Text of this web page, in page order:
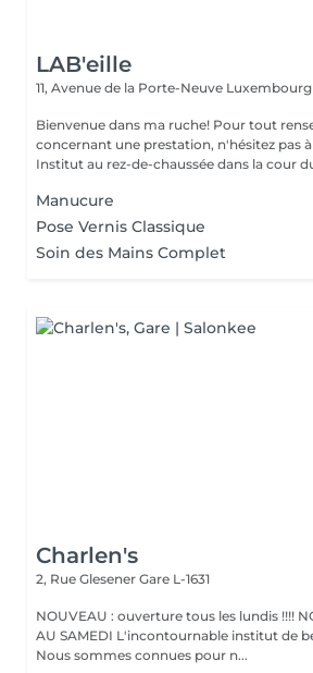
LAB'eille
11, Avenue de la Porte-Neuve Luxembourg
Bienvenue dans ma ruche! Pour tout
concernant une prestation, n'hésitez pas
Institut au rez-de-chaussée dans la cour
Manucure
Pose Vernis Classique
Soin des Mains Complet
Charlen's
2, Rue Glesener Gare L-1631
NOUVEAU : ouverture tous les lundis !!!!
AU SAMEDI L'incontournable institut de beauté à Luxembourg.
Nous sommes connues pour n...